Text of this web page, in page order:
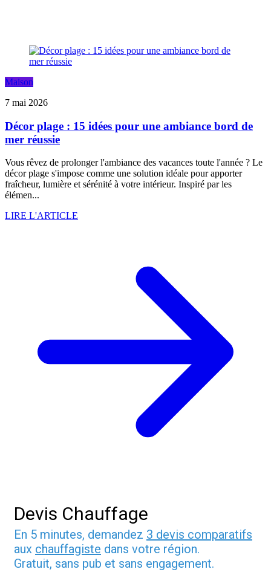
Maison
7 mai 2026
Décor plage : 15 idées pour une ambiance bord de
mer réussie
Vous rêvez de prolonger l'ambiance des vacances toute l'année ? Le
décor plage s'impose comme une solution idéale pour apporter
fraîcheur, lumière et sérénité à votre intérieur. Inspiré par les
élémen...
LIRE L'ARTICLE
Devis Chauffage
En 5 minutes, demandez 3 devis comparatifs
aux chauffagiste dans votre région.
Gratuit, sans pub et sans engagement.